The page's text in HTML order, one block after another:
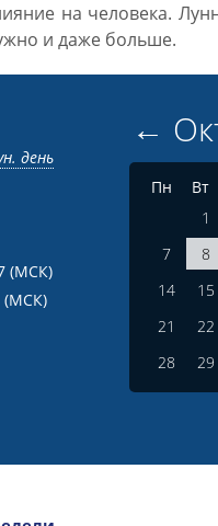
на человека.
и даже больше.
день
(МСК)
(МСК)
←
Пн Вт
1
7
8
14
15
21
22
28
29